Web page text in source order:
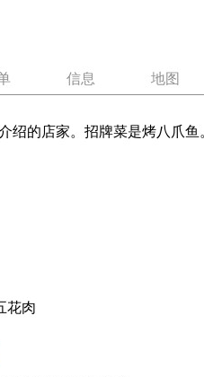
信息 地图
绍的店家。招牌菜是烤八爪
花肉